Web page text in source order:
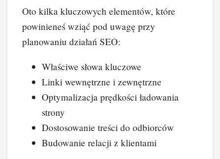
Oto kilka kluczowych elementów, które
powinieneś wziąć pod uwagę przy
planowaniu działań SEO:
Właściwe słowa kluczowe
Linki wewnętrzne i zewnętrzne
Optymalizacja prędkości ładowania
strony
Dostosowanie treści do odbiorców
Budowanie relacji z klientami